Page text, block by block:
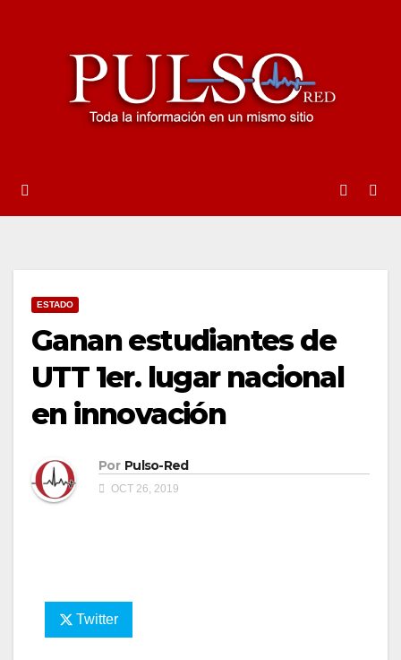
ESTADO
Ganan estudiantes de
UTT 1er. lugar nacional
en innovación
Por Pulso-Red
OCT 26, 2019
Twitter